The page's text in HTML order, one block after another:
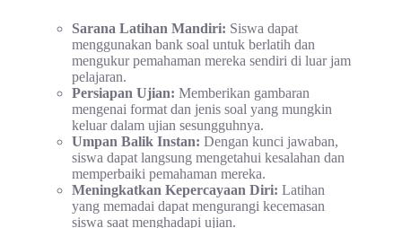
Sarana Latihan Mandiri: Siswa dapat
menggunakan bank soal untuk berlatih dan
mengukur pemahaman mereka sendiri di luar jam
pelajaran.
Persiapan Ujian: Memberikan gambaran
mengenai format dan jenis soal yang mungkin
keluar dalam ujian sesungguhnya.
Umpan Balik Instan: Dengan kunci jawaban,
siswa dapat langsung mengetahui kesalahan dan
memperbaiki pemahaman mereka.
Meningkatkan Kepercayaan Diri: Latihan
yang memadai dapat mengurangi kecemasan
siswa saat menghadapi ujian.